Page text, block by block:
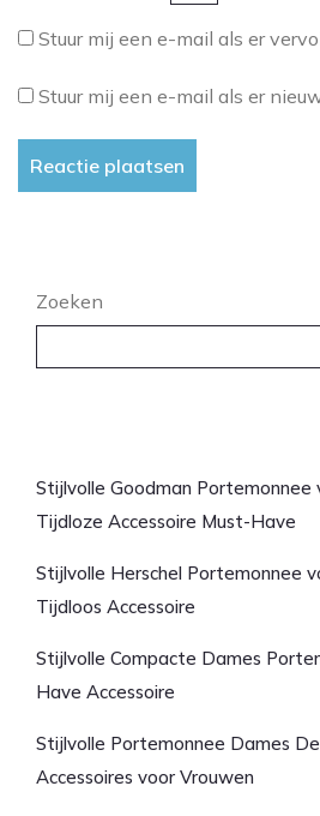
Stuur mij een e-mail als er
Stuur mij een e-mail als er
Zoeken
Stijlvolle Goodman Portemonnee
Tijdloze Accessoire Must-Have
Stijlvolle Herschel Portemonnee
Tijdloos Accessoire
Stijlvolle Compacte Dames
Have Accessoire
Stijlvolle Portemonnee Dames
Accessoires voor Vrouwen